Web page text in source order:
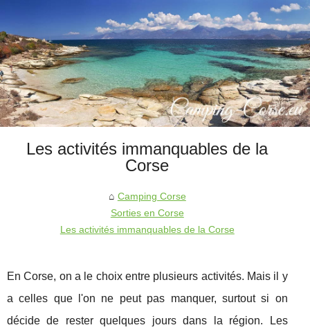
Les activités immanquables de la
Corse
Camping Corse
Sorties en Corse
Les activités immanquables de la Corse
En Corse, on a le choix entre plusieurs activités. Mais il y
a celles que l'on ne peut pas manquer, surtout si on
décide de rester quelques jours dans la région. Les